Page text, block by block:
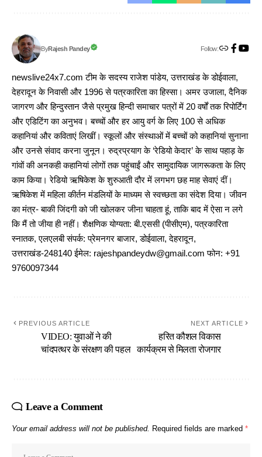
ByRajesh Pandey Follow:
newslive24x7.com टीम के सदस्य राजेश पांडेय, उत्तराखंड के डोईवाला,
देहरादून के निवासी और 1996 से पत्रकारिता का हिस्सा। अमर उजाला, दैनिक
जागरण और हिन्दुस्तान जैसे प्रमुख हिन्दी समाचार पत्रों में 20 वर्षों तक रिपोर्टिंग
और एडिटिंग का अनुभव। बच्चों और हर आयु वर्ग के लिए 100 से अधिक
कहानियां और कविताएं लिखीं। स्कूलों और संस्थाओं में बच्चों को कहानियां सुनाना
और उनसे संवाद करना जुनून। रुद्रप्रयाग के ‘रेडियो केदार’ के साथ पहाड़ के
गांवों की अनकही कहानियां लोगों तक पहुंचाईं और सामुदायिक जागरूकता के लिए
काम किया। रेडियो ऋषिकेश के शुरुआती दौर में लगभग छह माह सेवाएं दीं।
ऋषिकेश में महिला कीर्तन मंडलियों के माध्यम से स्वच्छता का संदेश दिया। जीवन
का मंत्र- बाकी जिंदगी को जी खोलकर जीना चाहता हूं, ताकि बाद में ऐसा न लगे
कि मैं तो जीया ही नहीं। शैक्षणिक योग्यता: बी.एससी (पीसीएम), पत्रकारिता
स्नातक, एलएलबी संपर्क: प्रेमनगर बाजार, डोईवाला, देहरादून,
उत्तराखंड-248140 ईमेल: rajeshpandeydw@gmail.com फोन: +91
9760097344
PREVIOUS ARTICLE
VIDEO: युवाओं ने की
चांदपत्थर के संरक्षण की पहल
NEXT ARTICLE
हरित कौशल विकास
कार्यक्रम से मिलता रोजगार
Leave a Comment
Your email address will not be published. Required fields are marked *